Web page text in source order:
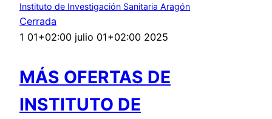
Instituto de Investigación Sanitaria Aragón
Cerrada
1 01+02:00 julio 01+02:00 2025
MÁS OFERTAS DE
INSTITUTO DE